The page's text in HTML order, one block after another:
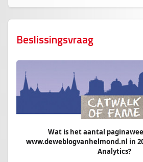
Beslissingsvraag
Wat is het aantal
www.deweblogvanhelmond.nl in
Analytics?